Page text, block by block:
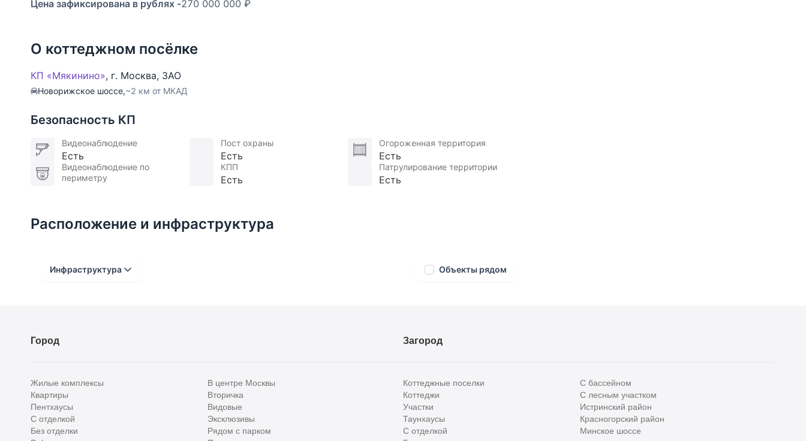
Первый этаж: спа-комплекс, каминный зал, кладовая, котельная, с/у, сауна.
Второй этаж: гардеробная, гостиная, кухня, с/у, столовая.
Третий этаж: 3 спальни, балкон, гардеробная, с/у.
Мансарда: 2 спальни, гостиная, кладовая, с/у.
На участке дополнительно отдельно стоящий гараж на 5 автомобилей и гостевой дом (100м2).
Участник AREA - Ассоциации Агентств Элитной Недвижимости
Цена зафиксирована в рублях -270 000 000 ₽
О коттеджном посёлке
КП «Мякинино», г. Москва, ЗАО
Новорижское шоссе,~2 км от МКАД
Безопасность КП
Видеонаблюдение
Есть
Пост охраны
Есть
Огороженная территория
Есть
Видеонаблюдение по
периметру
КПП
Есть
Патрулирование территории
Есть
Расположение и инфраструктура
Инфраструктура
Детские сады
Поликлиники
Больницы
Объекты рядом
Город
Жилые комплексы
Квартиры
Пентхаусы
С отделкой
Без отделки
В центре Москвы
Вторичка
Видовые
Эксклюзивы
Рядом с парком
Загород
Коттеджные поселки
Коттеджи
Участки
Таунхаусы
С отделкой
С бассейном
С лесным участком
Истринский район
Красногорский район
Минское шоссе
Все
Сегодня